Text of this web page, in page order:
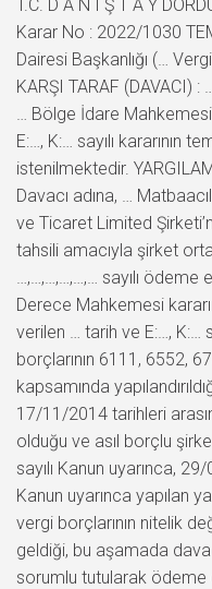
T.C. D A N I Ş T A Y
Karar No : 2022/1030
Dairesi Başkanlığı (…
KARŞI TARAF (DAVACI) :
… Bölge İdare
E:…, K:… sayılı kararının
istenilmektedir.
Davacı adına, …
ve Ticaret Limited
tahsili amacıyla şirket
…,…,…,…,…,… sayılı
Derece Mahkemesi
verilen … tarih ve E:…, K:…
borçlarının 6111, 6552,
kapsamında
17/11/2014 tarihleri
olduğu ve asıl borçlu
sayılı Kanun uyarınca,
Kanun uyarınca yapılan
vergi borçlarının nitelik
geldiği, bu aşamada
sorumlu tutularak ödeme